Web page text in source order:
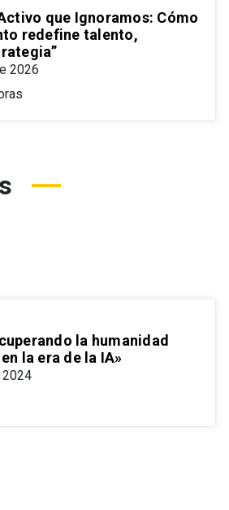
que Ignoramos: Cómo
redefine talento,
2026
la humanidad
la era de la IA»